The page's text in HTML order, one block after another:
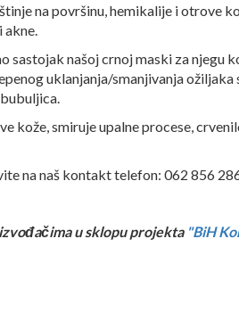
na površinu, hemikalije i otrove
akne.
sastojak našoj crnoj maski za njegu
uklanjanja/smanjivanja ožiljaka
kože, smiruje upalne procese,
na naš kontakt telefon: 062 856
u sklopu projekta "BiH